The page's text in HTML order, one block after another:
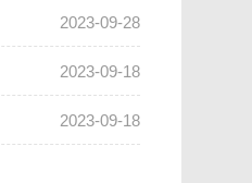
2023-09-28
2023-09-18
2023-09-18